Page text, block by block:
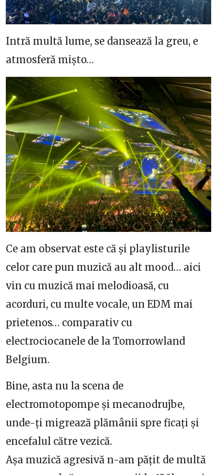
Intră multă lume, se dansează la greu, e
atmosferă mișto…
Ce am observat este că și playlisturile
celor care pun muzică au alt mood… aici
vin cu muzică mai melodioasă, cu
acorduri, cu multe vocale, un EDM mai
prietenos… comparativ cu
electrociocanele de la Tomorrowland
Belgium.
Bine, asta nu la scena de
electromotopompe și mecanodrujbe,
unde-ți migrează plămânii spre ficați și
encefalul către vezică.
Așa muzică agresivă n-am pățit de multă